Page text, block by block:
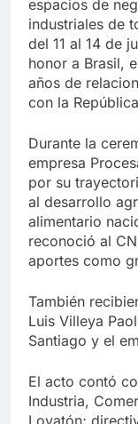
espacios de
industriales de
del 11 al 14 de
honor a Brasil,
años de
con la
Durante la
empresa
por su
al desarrollo
alimentario
reconoció al
aportes como
También
Luis Villeya
Santiago y el
El acto contó
Industria,
Lovatón;